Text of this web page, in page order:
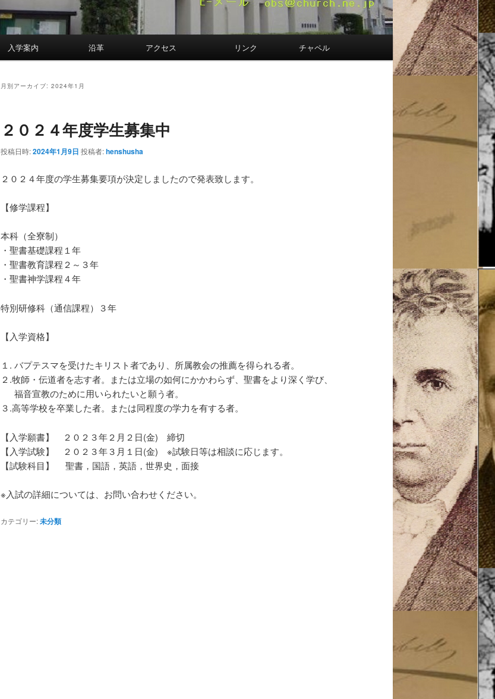
入学案内 沿革 アクセス リンク チャペル
月別アーカイブ: 2024年1月
２０２４年度学生募集中
投稿日時:2024年1月9日 投稿者:henshusha
２０２４年度の学生募集要項が決定しましたので発表致します。
【修学課程】
本科（全寮制）
・聖書基礎課程１年
・聖書教育課程２～３年
・聖書神学課程４年
特別研修科（通信課程）３年
【入学資格】
１. バプテスマを受けたキリスト者であり、所属教会の推薦を得られる者。
２.牧師・伝道者を志す者。または立場の如何にかかわらず、聖書をより深く学び、
福音宣教のために用いられたいと願う者。
３.高等学校を卒業した者。または同程度の学力を有する者。
【入学願書】 ２０２３年２月２日(金) 締切
【入学試験】 ２０２３年３月１日(金) ※試験日等は相談に応じます。
【試験科目】 聖書，国語，英語，世界史，面接
※入試の詳細については、お問い合わせください。
カテゴリー:未分類